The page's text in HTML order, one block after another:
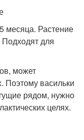
месяца. Растение
для
может
Поэтому васильки
рядом, нужно
целях.